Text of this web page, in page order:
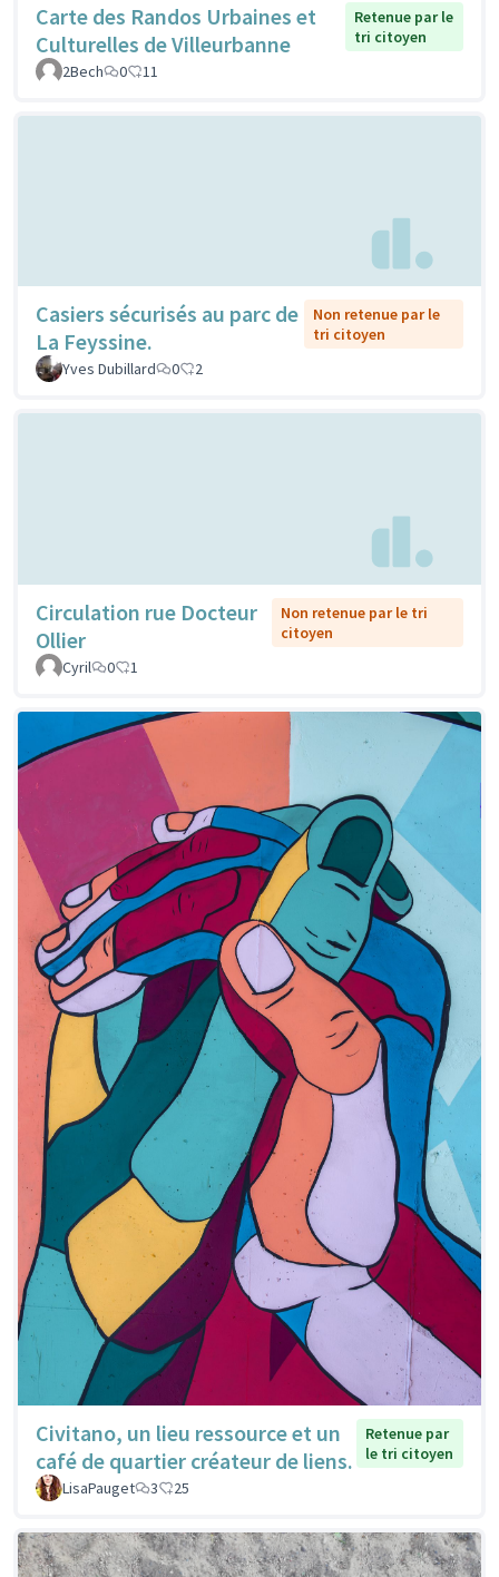
Carte des Randos Urbaines et
Culturelles de Villeurbanne
Retenue par le
tri citoyen
2Bech
0 11
Casiers sécurisés au parc de
La Feyssine.
Non retenue par le
tri citoyen
Yves Dubillard
0 2
Circulation rue Docteur
Ollier
Non retenue par le tri
citoyen
Cyril
0 1
Civitano, un lieu ressource et un
café de quartier créateur de liens.
Retenue par
le tri citoyen
LisaPauget
3 25